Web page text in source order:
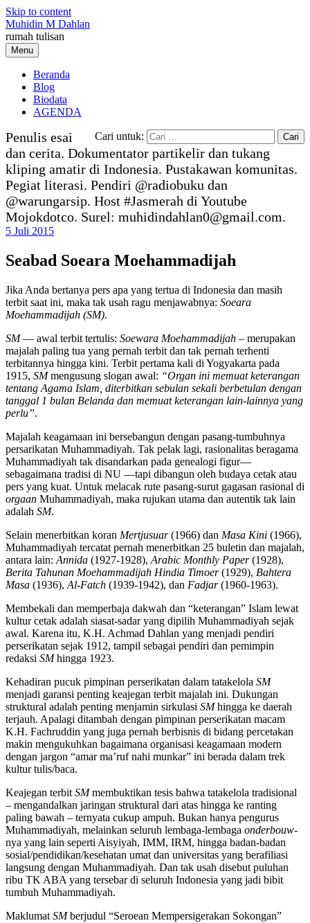
Skip to content
Muhidin M Dahlan
rumah tulisan
Menu
Beranda
Blog
Biodata
AGENDA
Cari untuk:
Penulis esai
dan cerita. Dokumentator partikelir dan tukang
kliping amatir di Indonesia. Pustakawan komunitas.
Pegiat literasi. Pendiri @radiobuku dan
@warungarsip. Host #Jasmerah di Youtube
Mojokdotco. Surel: muhidindahlan0@gmail.com.
5 Juli 2015
Seabad Soeara Moehammadijah
Jika Anda bertanya pers apa yang tertua di Indonesia dan masih
terbit saat ini, maka tak usah ragu menjawabnya: Soeara
Moehammadijah (SM).
SM— awal terbit tertulis: Soewara Moehammadijah – merupakan
majalah paling tua yang pernah terbit dan tak pernah terhenti
terbitannya hingga kini. Terbit pertama kali di Yogyakarta pada
1915, SMmengusung slogan awal: “Organ ini memuat keterangan
tentang Agama Islam, diterbitkan sebulan sekali berbetulan dengan
tanggal 1 bulan Belanda dan memuat keterangan lain-lainnya yang
perlu”.
Majalah keagamaan ini bersebangun dengan pasang-tumbuhnya
persarikatan Muhammadiyah. Tak pelak lagi, rasionalitas beragama
Muhammadiyah tak disandarkan pada genealogi figur—
sebagaimana tradisi di NU —tapi dibangun oleh budaya cetak atau
pers yang kuat. Untuk melacak rute pasang-surut gagasan rasional di
orgaan Muhammadiyah, maka rujukan utama dan autentik tak lain
adalah SM.
Selain menerbitkan koran Mertjusuar(1966) dan Masa Kini (1966),
Muhammadiyah tercatat pernah menerbitkan 25 buletin dan majalah,
antara lain: Annida (1927-1928), Arabic Monthly Paper(1928),
Berita Tahunan Moehammadijah Hindia Timoer(1929), Bahtera
Masa (1936), Al-Fatch (1939-1942), dan Fadjar(1960-1963).
Membekali dan memperbaja dakwah dan “keterangan” Islam lewat
kultur cetak adalah siasat-sadar yang dipilih Muhammadiyah sejak
awal. Karena itu, K.H. Achmad Dahlan yang menjadi pendiri
perserikatan sejak 1912, tampil sebagai pendiri dan pemimpin
redaksi SMhingga 1923.
Kehadiran pucuk pimpinan perserikatan dalam tatakelola SM
menjadi garansi penting keajegan terbit majalah ini. Dukungan
struktural adalah penting menjamin sirkulasi SMhingga ke daerah
terjauh. Apalagi ditambah dengan pimpinan perserikatan macam
K.H. Fachruddin yang juga pernah berbisnis di bidang percetakan
makin mengukuhkan bagaimana organisasi keagamaan modern
dengan jargon “amar ma’ruf nahi munkar” ini berada dalam trek
kultur tulis/baca.
Keajegan terbit SMmembuktikan tesis bahwa tatakelola tradisional
– mengandalkan jaringan struktural dari atas hingga ke ranting
paling bawah – ternyata cukup ampuh. Bukan hanya pengurus
Muhammadiyah, melainkan seluruh lembaga-lembaga onderbouw-
nya yang lain seperti Aisyiyah, IMM, IRM, hingga badan-badan
sosial/pendidikan/kesehatan umat dan universitas yang berafiliasi
langsung dengan Muhammadiyah. Dan tak usah disebut puluhan
ribu TK ABA yang tersebar di seluruh Indonesia yang jadi bibit
tumbuh Muhammadiyah.
Maklumat SMberjudul “Seroean Mempersigerakan Sokongan”